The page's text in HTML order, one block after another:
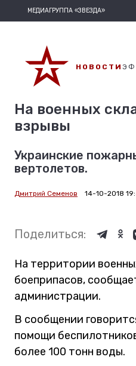
МЕДИАГРУППА «ЗВЕЗДА»
НОВОСТИ
На военных
взрывы
Украинские
вертолетов.
Дмитрий Семенов 14-10-2018
Поделиться:
На территории
боеприпасов,
администрации.
В сообщении
помощи
более 100 тонн воды.